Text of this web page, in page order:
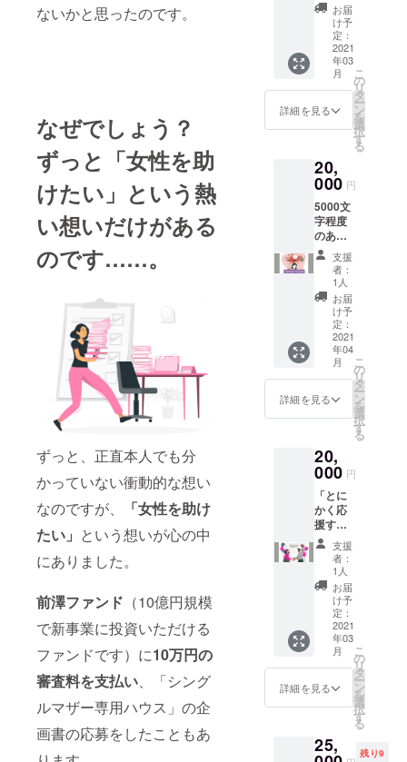
ないかと思ったのです。
なぜでしょう？
ずっと「女性を助
けたい」という熱
い想いだけがある
のです……。
ずっと、正直本人でも分
かっていない衝動的な想い
なのですが、
「女性を助け
たい」 という想いが心の中
にありました。
前澤ファンド （10億円規模
で新事業に投資いただける
ファンドです）に10万円の
審査料を支払い、「シング
ルマザー専用ハウス」の企
画書の応募をしたこともあ
歴20年
弱。プ
ロ中の
プロで
す。山
本先生
な方か
気にな
ひホー
ムペー
ジをご
覧くだ
さい。
（http://
wakaba
gou.co
m/index
.html）
この
ワーク
は、私
に「自
でいか
に生き
か」を
教えて
くれ
た、大
切な
ワーク
です。
ぜひ皆
さん
も、自
分の価
値観を
知っ
て、仕
事だけ
く様々
なこと
してみ
てくだ
さつ等
お好き
なもの
にご利
用くだ
さいま
せ！
メール
す。
こちら
から応
援よろ
しくお
願いい
たしま
す。
私、絶
対キャ
タント
になり
ます。
ご支援
いただ
けた際
は、私
から感
謝のお
手紙を
送付さ
せてい
ただき
ます。
お届
け予
定：
2021
年03
月
詳細を見る
こ
の
リ
タ
ー
ン
を
選
択
す
る
20,
000 円
5000文
字程度
のあな
たの記
事を書
きま
す。
zoom等
のビデ
オ通話
を利用
し、あ
なたご
自身に
ついて
しま
す。
Facebo
okやご
自身の
サイ
ト、会
社の社
長あい
さつ等
お好き
なもの
にご利
用くだ
さいま
せ。
メール
す。
支援
者：
1人
お届
け予
定：
2021
年04
月
詳細を見る
こ
の
リ
タ
ー
ン
を
選
択
す
る
20,
000 円
「とに
かく応
援する
よ！」
という
方は、
こちら
から応
援よろ
しくお
願いい
たしま
す。 本
当にあ
りがと
す……
！！
支援
者：
1人
お届
け予
定：
2021
年03
月
詳細を見る
こ
の
リ
タ
ー
ン
を
選
択
す
る
25, 残り9